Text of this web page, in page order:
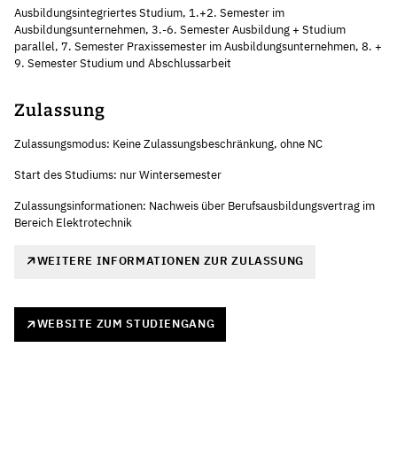
Ausbildungsintegriertes Studium, 1.+2. Semester im
Ausbildungsunternehmen, 3.-6. Semester Ausbildung + Studium
parallel, 7. Semester Praxissemester im Ausbildungsunternehmen, 8. +
9. Semester Studium und Abschlussarbeit
Zulassung
Zulassungsmodus: Keine Zulassungsbeschränkung, ohne NC
Start des Studiums: nur Wintersemester
Zulassungsinformationen: Nachweis über Berufsausbildungsvertrag im
Bereich Elektrotechnik
WEITERE INFORMATIONEN ZUR ZULASSUNG
WEBSITE ZUM STUDIENGANG